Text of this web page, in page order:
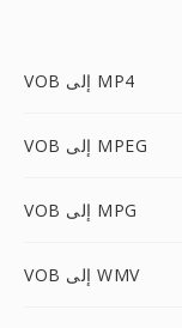
VOB إلى MP4
VOB إلى MPEG
VOB إلى MPG
VOB إلى WMV